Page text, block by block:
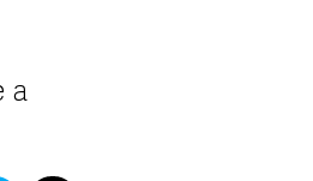
a